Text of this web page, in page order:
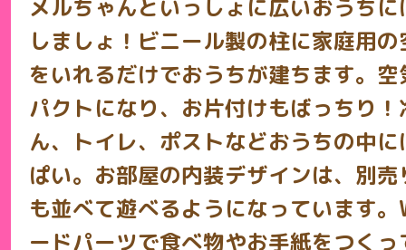
メルちゃんといっしょに広いおうち
しましょ！ビニール製の柱に家庭用
をいれるだけでおうちが建ちます。
パクトになり、お片付けもばっちり
ん、トイレ、ポストなどおうちの中
ぱい。お部屋の内装デザインは、別
も並べて遊べるようになっています。
ードパーツで食べ物やお手紙をつく